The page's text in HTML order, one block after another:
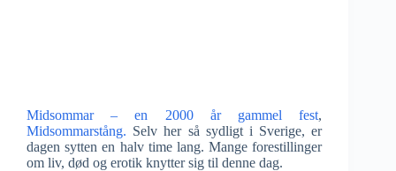
Midsommar – en 2000 år gammel fest,
Midsommarstång. Selv her så sydligt i Sverige, er
dagen sytten en halv time lang. Mange forestillinger
om liv, død og erotik knytter sig til denne dag.